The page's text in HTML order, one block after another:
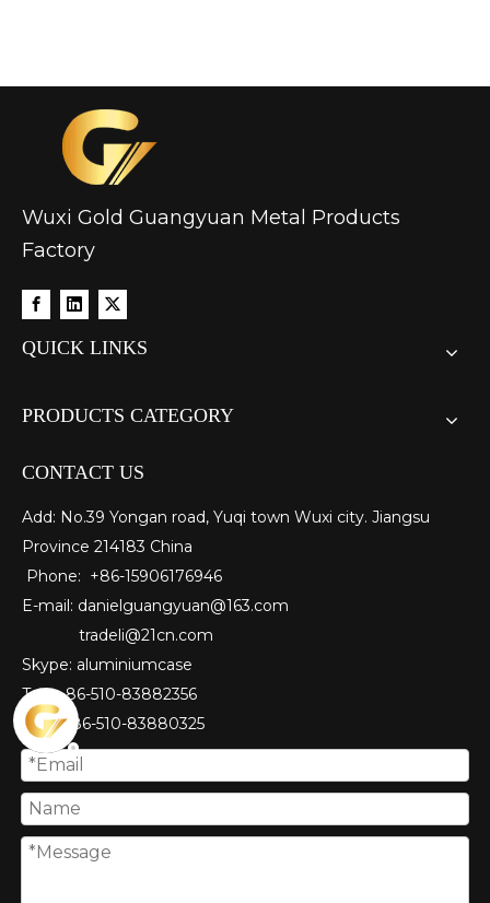
Wuxi Gold Guangyuan Metal Products
Factory
QUICK LINKS
PRODUCTS CATEGORY
CONTACT US
Add: No.39 Yongan road, Yuqi town Wuxi city. Jiangsu
Province 214183 China
Phone: +86-15906176946
E-mail: danielguangyuan@163.com​
tradeli@21cn.com
Skype: aluminiumcase
Tel: ＋86-510-83882356
Fax: ＋86-510-83880325